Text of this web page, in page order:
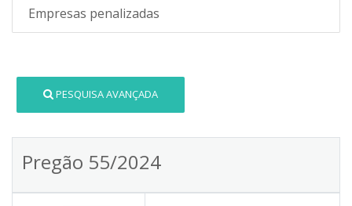
Empresas penalizadas
PESQUISA AVANÇADA
Pregão 55/2024